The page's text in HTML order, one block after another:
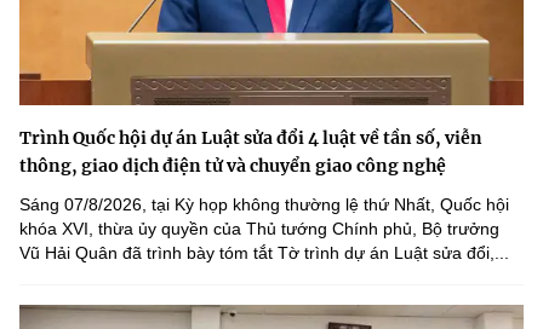
Trình Quốc hội dự án Luật sửa đổi 4 luật về tần số, viễn
thông, giao dịch điện tử và chuyển giao công nghệ
Sáng 07/8/2026, tại Kỳ họp không thường lệ thứ Nhất, Quốc hội
khóa XVI, thừa ủy quyền của Thủ tướng Chính phủ, Bộ trưởng
Vũ Hải Quân đã trình bày tóm tắt Tờ trình dự án Luật sửa đổi,...